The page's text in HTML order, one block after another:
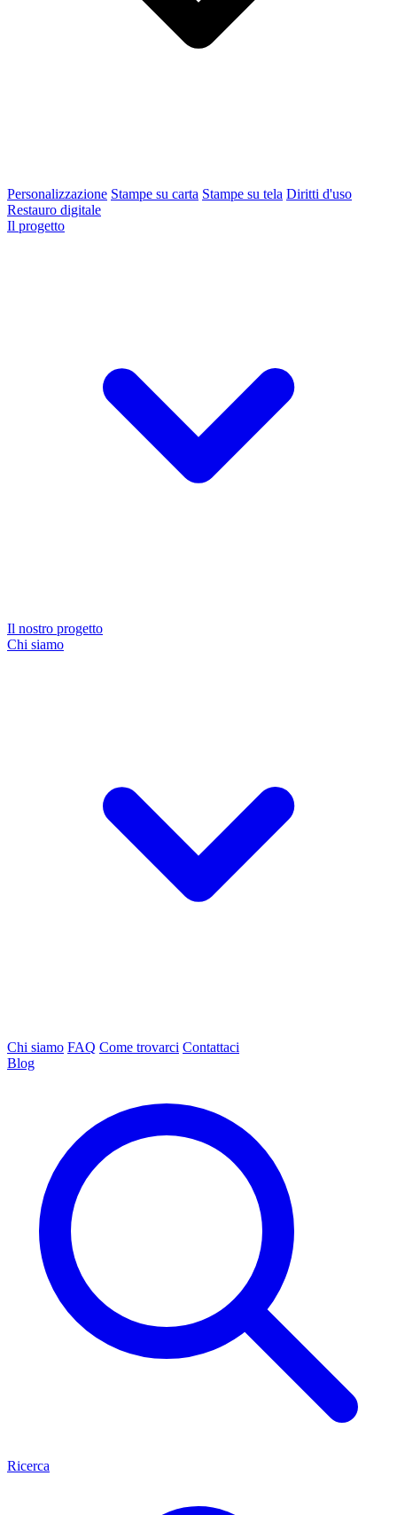
Personalizzazione Stampe su carta Stampe su tela Diritti d'uso
Restauro digitale
Il progetto
Il nostro progetto
Chi siamo
Chi siamo FAQ Come trovarci Contattaci
Blog
Ricerca